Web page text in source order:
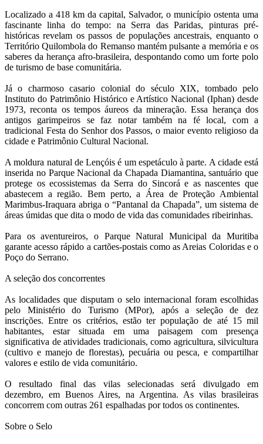
Localizado a 418 km da capital, Salvador, o município ostenta uma
fascinante linha do tempo: na Serra das Paridas, pinturas pré-
históricas revelam os passos de populações ancestrais, enquanto o
Território Quilombola do Remanso mantém pulsante a memória e os
saberes da herança afro-brasileira, despontando como um forte polo
de turismo de base comunitária.
Já o charmoso casario colonial do século XIX, tombado pelo
Instituto do Patrimônio Histórico e Artístico Nacional (Iphan) desde
1973, reconta os tempos áureos da mineração. Essa herança dos
antigos garimpeiros se faz notar também na fé local, com a
tradicional Festa do Senhor dos Passos, o maior evento religioso da
cidade e Patrimônio Cultural Nacional.
A moldura natural de Lençóis é um espetáculo à parte. A cidade está
inserida no Parque Nacional da Chapada Diamantina, santuário que
protege os ecossistemas da Serra do Sincorá e as nascentes que
abastecem a região. Bem perto, a Área de Proteção Ambiental
Marimbus-Iraquara abriga o “Pantanal da Chapada”, um sistema de
áreas úmidas que dita o modo de vida das comunidades ribeirinhas.
Para os aventureiros, o Parque Natural Municipal da Muritiba
garante acesso rápido a cartões-postais como as Areias Coloridas e o
Poço do Serrano.
A seleção dos concorrentes
As localidades que disputam o selo internacional foram escolhidas
pelo Ministério do Turismo (MPor), após a seleção de dez
inscrições. Entre os critérios, estão ter população de até 15 mil
habitantes, estar situada em uma paisagem com presença
significativa de atividades tradicionais, como agricultura, silvicultura
(cultivo e manejo de florestas), pecuária ou pesca, e compartilhar
valores e estilo de vida comunitário.
O resultado final das vilas selecionadas será divulgado em
dezembro, em Buenos Aires, na Argentina. As vilas brasileiras
concorrem com outras 261 espalhadas por todos os continentes.
Sobre o Selo